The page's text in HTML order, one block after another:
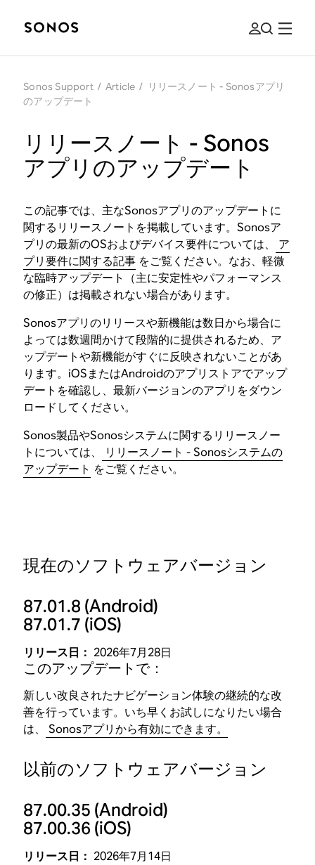
Sonos Support / Article / リリースノート - Sonosアプリ
のアップデート
リリースノート - Sonos
アプリのアップデート
この記事では、主なSonosアプリのアップデートに
関するリリースノートを掲載しています。Sonosア
プリの最新のOSおよびデバイス要件については、
ア
プリ要件に関する記事 をご覧ください。なお、軽微
な臨時アップデート（主に安定性やパフォーマンス
の修正）は掲載されない場合があります。
Sonosアプリのリリースや新機能は数日から場合に
よっては数週間かけて段階的に提供されるため、ア
ップデートや新機能がすぐに反映されないことがあ
ります。iOSまたはAndroidのアプリストアでアップ
デートを確認し、最新バージョンのアプリをダウン
ロードしてください。
Sonos製品やSonosシステムに関するリリースノー
トについては、
リリースノート - Sonosシステムの
アップデート をご覧ください。
現在のソフトウェアバージョン
87.01.8 (Android)
87.01.7 (iOS)
リリース日： 2026年7月28日
このアップデートで：
新しい改良されたナビゲーション体験の継続的な改
善を行っています。いち早くお試しになりたい場合
は、
Sonosアプリから有効にできます。
以前のソフトウェアバージョン
87.00.35 (Android)
87.00.36 (iOS)
リリース日： 2026年7月14日